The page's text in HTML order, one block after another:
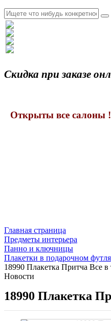
Скидка при заказе
Открыты все салоны
Главная страница
Предметы интерьера
Панно и ключницы
Плакетки в подарочном
18990 Плакетка Притча Все в
Новости
18990 Плакетка